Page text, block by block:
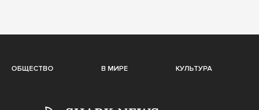
ОБЩЕСТВО В МИРЕ КУЛЬТУРА